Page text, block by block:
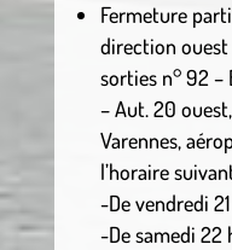
Fermeture
direction ouest
sorties n° 92 –
– Aut. 20
Varennes,
l’horaire
-De vendredi
-De samedi 22